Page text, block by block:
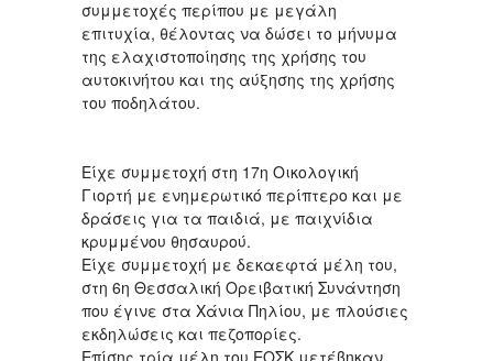
συμμετοχές περίπου με μεγάλη
επιτυχία, θέλοντας να δώσει το μήνυμα
της ελαχιστοποίησης της χρήσης του
αυτοκινήτου και της αύξησης της χρήσης
του ποδηλάτου.
Είχε συμμετοχή στη 17η Οικολογική
Γιορτή με ενημερωτικό περίπτερο και με
δράσεις για τα παιδιά, με παιχνίδια
κρυμμένου θησαυρού.
Είχε συμμετοχή με δεκαεφτά μέλη του,
στη 6η Θεσσαλική Ορειβατική Συνάντηση
που έγινε στα Χάνια Πηλίου, με πλούσιες
εκδηλώσεις και πεζοπορίες.